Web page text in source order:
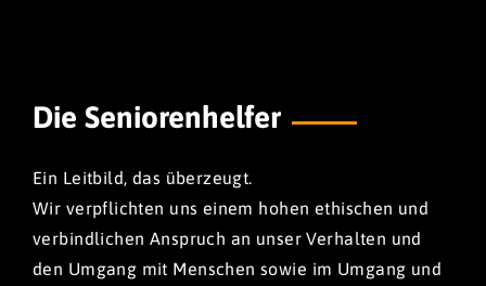
Die Seniorenhelfer
Ein Leitbild, das überzeugt.
Wir verpflichten uns einem hohen ethischen und
verbindlichen Anspruch an unser Verhalten und
den Umgang mit Menschen sowie im Umgang und